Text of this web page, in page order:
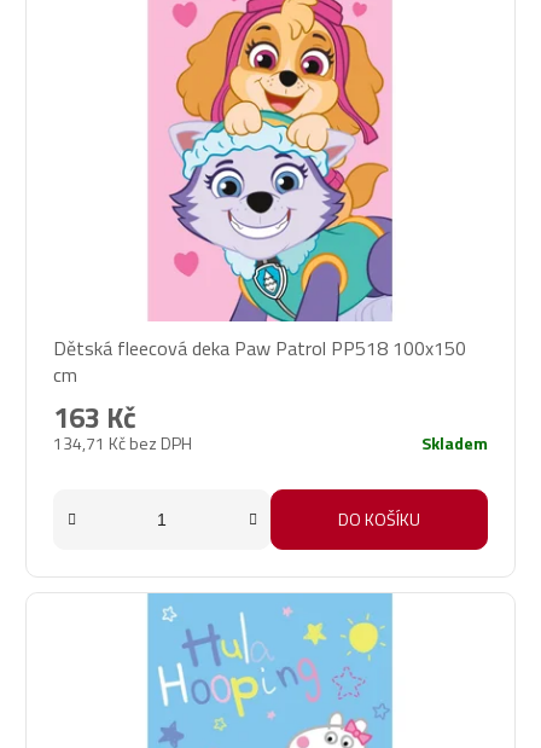
Dětská fleecová deka Paw Patrol PP518 100x150
cm
134,71 Kč bez DPH
163 Kč
Skladem
DO KOŠÍKU